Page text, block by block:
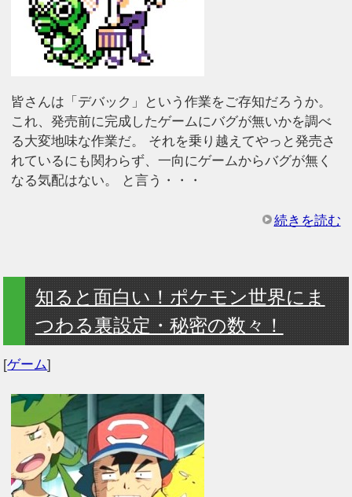
皆さんは「デバック」という作業をご存知だろうか。
これ、発売前に完成したゲームにバグが無いかを調べ
る大変地味な作業だ。 それを乗り越えてやっと発売さ
れているにも関わらず、一向にゲームからバグが無く
なる気配はない。 と言う・・・
続きを読む
知ると面白い！ポケモン世界にま
つわる裏設定・秘密の数々！
[ゲーム]